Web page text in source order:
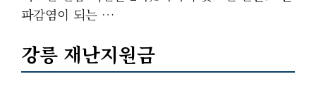
파감염이 되는 …
강릉 재난지원금